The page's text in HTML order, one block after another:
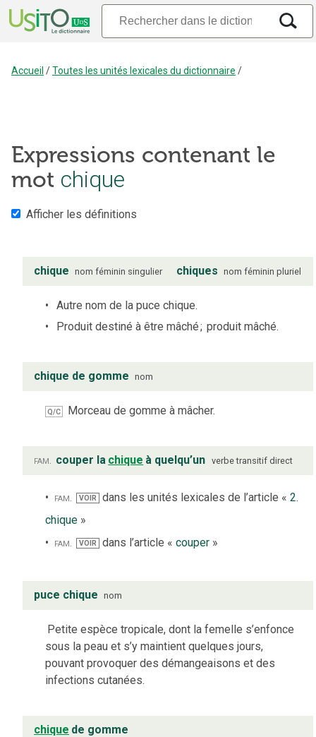
Accueil /Toutes les unités lexicales du dictionnaire /
Expressions contenant le
mot chique
Afficher les définitions
chique nom féminin singulier chiques nom féminin pluriel
Autre nom de la puce chique.
Produit destiné à être mâché; produit mâché.
chique de gomme nom
Q/C Morceau de gomme à mâcher.
fam. couper la chique à quelqu’un verbe transitif direct
fam. VOIR dans les unités lexicales de l’article « 2.
chique »
fam.
VOIR dans l’article « couper»
puce chique nom
Petite espèce tropicale, dont la femelle s’enfonce
sous la peau et s’y maintient quelques jours,
pouvant provoquer des démangeaisons et des
infections cutanées.
chique de gomme